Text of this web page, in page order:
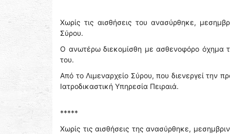
Χωρίς τις αισθήσεις του ανασύρθηκε,
Σύρου.
Ο ανωτέρω διεκομίσθη με ασθενοφόρο όχημα
του.
Από το Λιμεναρχείο Σύρου, που διενεργεί την
Ιατροδικαστική Υπηρεσία Πειραιά.
*****
Χωρίς τις αισθήσεις της ανασύρθηκε,